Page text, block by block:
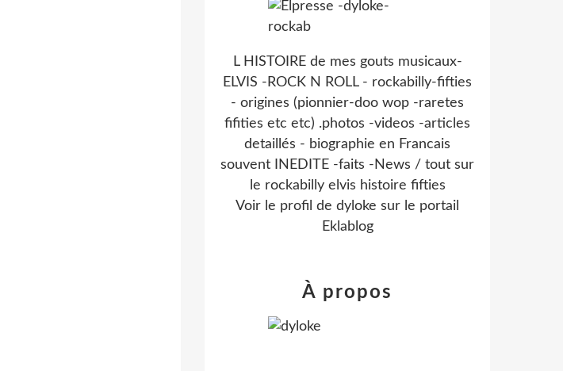
L HISTOIRE de mes gouts musicaux-
ELVIS -ROCK N ROLL - rockabilly-fifties
- origines (pionnier-doo wop -raretes
fifities etc etc) .photos -videos -articles
detaillés - biographie en Francais
souvent INEDITE -faits -News / tout sur
le rockabilly elvis histoire fifties
Voir le profil de dyloke sur le portail
Eklablog
À propos